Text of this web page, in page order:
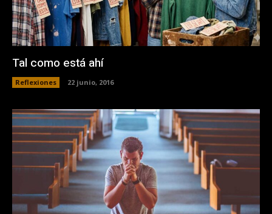
Tal como está ahí
Reflexiones 22 junio, 2016